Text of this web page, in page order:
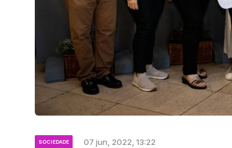
SOCIEDADE 07 jun, 2022, 13:22